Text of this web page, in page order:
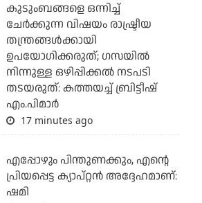
കുടുംബങ്ങളെ ഒന്നിച്ച്
ചേര്‍ക്കുന്ന വിഷയം രാഷ്ട്രീയ
തന്ത്രങ്ങള്‍ക്കായി
ഉപയോഗിക്കരുത്; ഗസയില്‍
നിന്നുള്ള ഒഴിപ്പിക്കല്‍ നടപടി
തടയരുത്: കത്തയച്ച് ബ്രിട്ടീഷ്
എം.പിമാര്‍
17 minutes ago
എപ്പോഴും പിന്തുണക്കും, എന്റെ
പ്രിയപ്പെട്ട ക്യാപ്റ്റന്‍ അദ്ദേഹമാണ്:
ഷമി